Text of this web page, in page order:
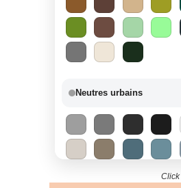
Neutres urbains
Click